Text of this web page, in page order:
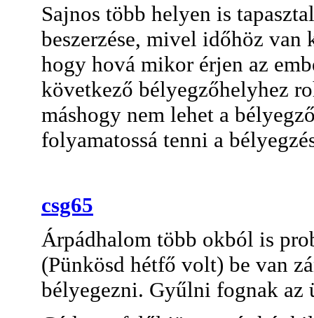
Sajnos több helyen is
beszerzése, mivel időhöz
hogy hová mikor érjen az
következő bélyegzőhelyhez
máshogy nem lehet a
folyamatossá tenni a
csg65
Árpádhalom több okból is
(Pünkösd hétfő volt) be van
bélyegezni. Gyűlni fognak az